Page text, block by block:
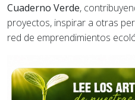
Cuaderno Verde,
proyectos, inspirar a otras
red de emprendimientos